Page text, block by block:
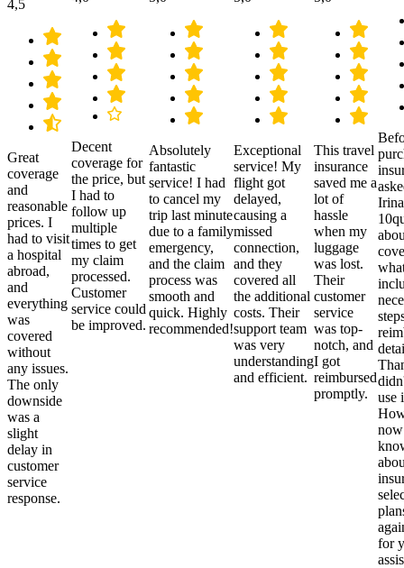
4,5
Great
coverage
and
reasonable
prices. I
had to visit
a hospital
abroad,
and
everything
was
covered
without
any issues.
The only
downside
was a
slight
delay in
customer
service
response.
Decent
coverage for
the price, but
I had to
follow up
multiple
times to get
my claim
processed.
Customer
service could
be improved.
Absolutely
fantastic
service! I had
to cancel my
trip last minute
due to a family
emergency,
and the claim
process was
smooth and
quick. Highly
recommended!
Exceptional
service! My
flight got
delayed,
causing a
missed
connection,
and they
covered all
the additional
costs. Their
support team
was very
understanding
and efficient.
This travel
insurance
saved me a
lot of
hassle
when my
luggage
was lost.
Their
customer
service
was top-
notch, and
I got
reimbursed
promptly.
use
for